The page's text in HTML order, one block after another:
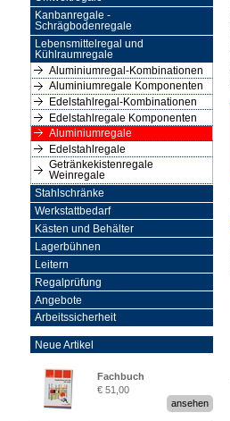
Kanbanregale -
Schrägbodenregale
Lebensmittelregal und
Kühlraumregale
Aluminiumregal-Kombinationen
Aluminiumregale Komponenten
Edelstahlregal-Kombinationen
Edelstahlregale Komponenten
Aluminiumregale
Edelstahlregale
Getränkekistenregale
Weinregale
Stahlschränke
Werkstattbedarf
Kästen und Behälter
Lagerbühnen
Leitern
Regalprüfung
Angebote
Arbeitssicherheit
Neue Artikel
Fachbuch
„Regalprüfung nach DIN
€ 51,00
ansehen